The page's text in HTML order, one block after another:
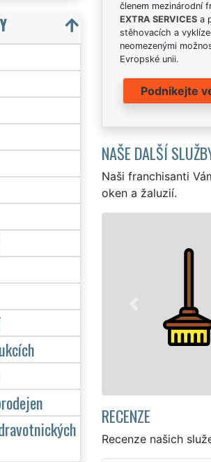
členem mezinárodní
EXTRA SERVICESa
stěhovacích a
neomezenými
Evropské unii.
Podnikejte
NAŠE DALŠÍ
Naši franchisanti
oken a žaluzií.
ÚKLID A ÚKLIDOVÉ SLUŽBY
síť EXTRA UKLÍZENÍ
profesionální, kvalitní, ale levný úklid
Poskytujeme náš servis 24 hodin
či státních svátků. Uklidíme
kvalitně odvedené práce.
Mám zájem o úklid v Troubkách
RECENZE
Recenze našich